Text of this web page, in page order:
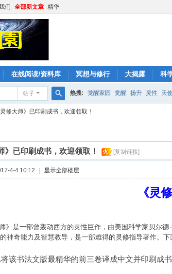
们 全部新文章 精华
在线阅读/资料库 冥想与修行 大揭露 科
帖子
搜
热搜: 觉醒家园 觉醒 扬升 灵性 天使
灵修大师》已印刷成书，欢迎领取！
》已印刷成书，欢迎领取！ 火 [复制链接]
4-4 10:12 显示全部楼层
《灵
》是一部曾轰动西方的灵性巨作，由美国科学家贝尔
神奇能力及智慧教导，是一部难得的灵修指导著作。下
将该书法文版最精华的前三卷译成中文并印刷成